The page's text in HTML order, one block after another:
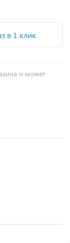
в 1 клик
и может